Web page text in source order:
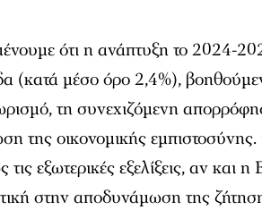
ότι η ανάπτυξη το 2024-
(κατά μέσο όρο 2,4%),
τη συνεχιζόμενη
της οικονομικής
τις εξωτερικές εξελίξεις, αν και
στην αποδυνάμωση της